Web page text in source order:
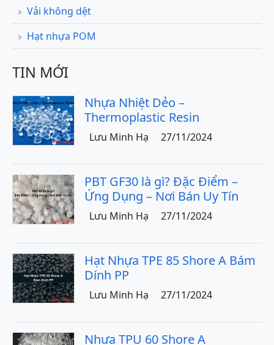
Vải không dệt
Hạt nhựa POM
TIN MỚI
Nhựa Nhiệt Dẻo –
Thermoplastic Resin
Lưu Minh Hạ 27/11/2024
PBT GF30 là gì? Đặc Điểm –
Ứng Dụng – Nơi Bán Uy Tín
Lưu Minh Hạ 27/11/2024
Hạt Nhựa TPE 85 Shore A Bám
Dính PP
Lưu Minh Hạ 27/11/2024
Nhựa TPU 60 Shore A